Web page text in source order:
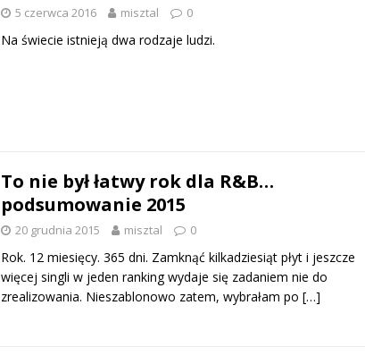
5 czerwca 2016 misztal 0
Na świecie istnieją dwa rodzaje ludzi.
To nie był łatwy rok dla R&B…
podsumowanie 2015
20 grudnia 2015 misztal 0
Rok. 12 miesięcy. 365 dni. Zamknąć kilkadziesiąt płyt i jeszcze
więcej singli w jeden ranking wydaje się zadaniem nie do
zrealizowania. Nieszablonowo zatem, wybrałam po […]
ALCHEMIST x DUSTY ROOM